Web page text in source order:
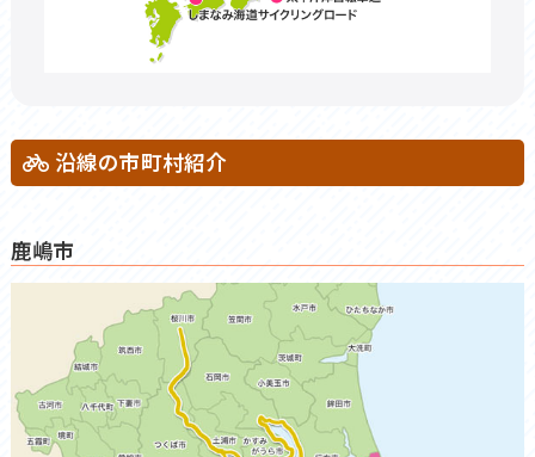
沿線の市町村紹介
鹿嶋市